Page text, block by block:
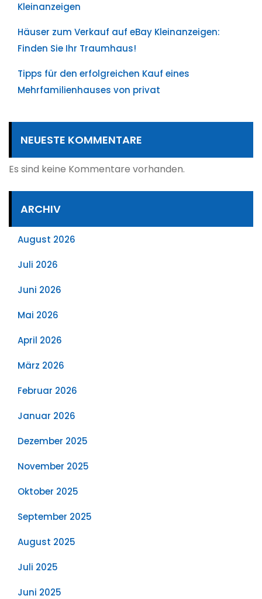
Kleinanzeigen
Häuser zum Verkauf auf eBay Kleinanzeigen:
Finden Sie Ihr Traumhaus!
Tipps für den erfolgreichen Kauf eines
Mehrfamilienhauses von privat
NEUESTE KOMMENTARE
Es sind keine Kommentare vorhanden.
ARCHIV
August 2026
Juli 2026
Juni 2026
Mai 2026
April 2026
März 2026
Februar 2026
Januar 2026
Dezember 2025
November 2025
Oktober 2025
September 2025
August 2025
Juli 2025
Juni 2025